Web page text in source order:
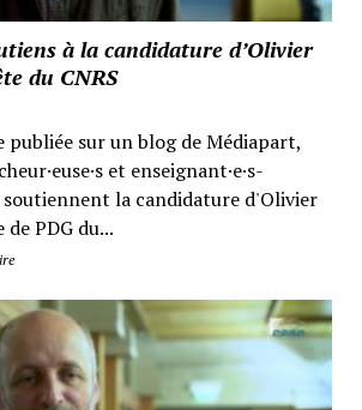
à la candidature d’Olivier
du CNRS
publiée sur un blog de Médiapart,
et enseignant·e·s-
soutiennent la candidature d'Olivier
PDG du...